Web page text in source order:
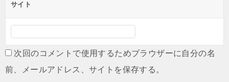
サイト
次回のコメントで使用するためブラウザーに自分の名
前、メールアドレス、サイトを保存する。